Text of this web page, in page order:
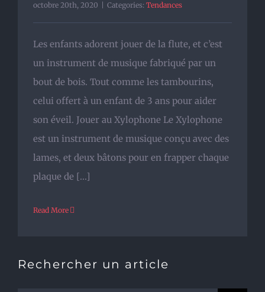
octobre 20th, 2020 Categories: Tendances
Les enfants adorent jouer de la flute, et c’est
un instrument de musique fabriqué par un
bout de bois. Tout comme les tambourins,
celui offert à un enfant de 3 ans pour aider
son éveil. Jouer au Xylophone Le Xylophone
est un instrument de musique conçu avec des
lames, et deux bâtons pour en frapper chaque
plaque de [...]
Read More
Rechercher un article